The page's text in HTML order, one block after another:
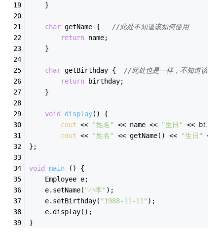
	}
char getName { //此处不知道该如何使用
return name;
	}
char getBirthday { //此处也是一样，不知道该如
return birthday;
	}
void display()
{
cout << "姓名" << name << "生日"
<<
cout << "姓名" << getName() << "生日"
<<
};
void main ()
{
	Employee e;
	e.setName(
"小李" );
	e.setBirthday(
"1988-11-11" );
	e.display();
}